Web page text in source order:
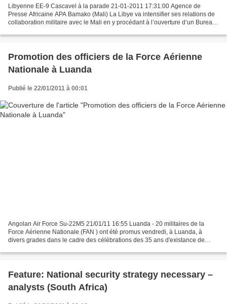
Libyenne EE-9 Cascavel à la parade 21-01-2011 17:31:00 Agence de
Presse Africaine APA Bamako (Mali) La Libye va intensifier ses relations de
collaboration militaire avec le Mali en y procédant à l’ouverture d’un Bureau
Promotion des officiers de la Force Aérienne
Nationale à Luanda
Publié le 22/01/2011 à 00:01
Angolan Air Force Su-22M5 21/01/11 16:55 Luanda - 20 militaires de la
Force Aérienne Nationale (FAN ) ont été promus vendredi, à Luanda, à
divers grades dans le cadre des célébrations des 35 ans d'existance de
Feature: National security strategy necessary –
analysts (South Africa)